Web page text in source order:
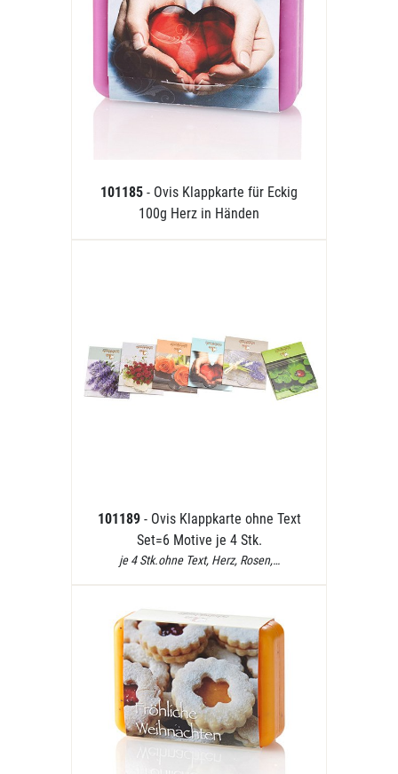
101185 - Ovis Klappkarte für Eckig
100g Herz in Händen
101189 - Ovis Klappkarte ohne Text
Set=6 Motive je 4 Stk.
je 4 Stk.ohne Text, Herz, Rosen,…